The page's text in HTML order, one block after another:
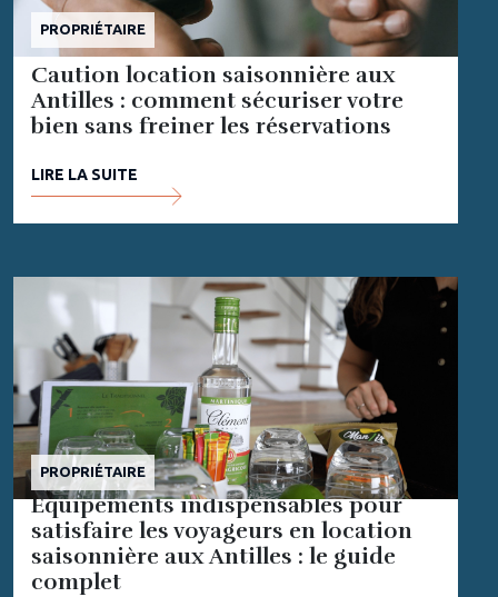
PROPRIÉTAIRE
Caution location saisonnière aux
Antilles : comment sécuriser votre
bien sans freiner les réservations
LIRE LA SUITE
PROPRIÉTAIRE
Équipements indispensables pour
satisfaire les voyageurs en location
saisonnière aux Antilles : le guide
complet